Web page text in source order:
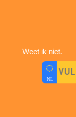
Weet ik niet.